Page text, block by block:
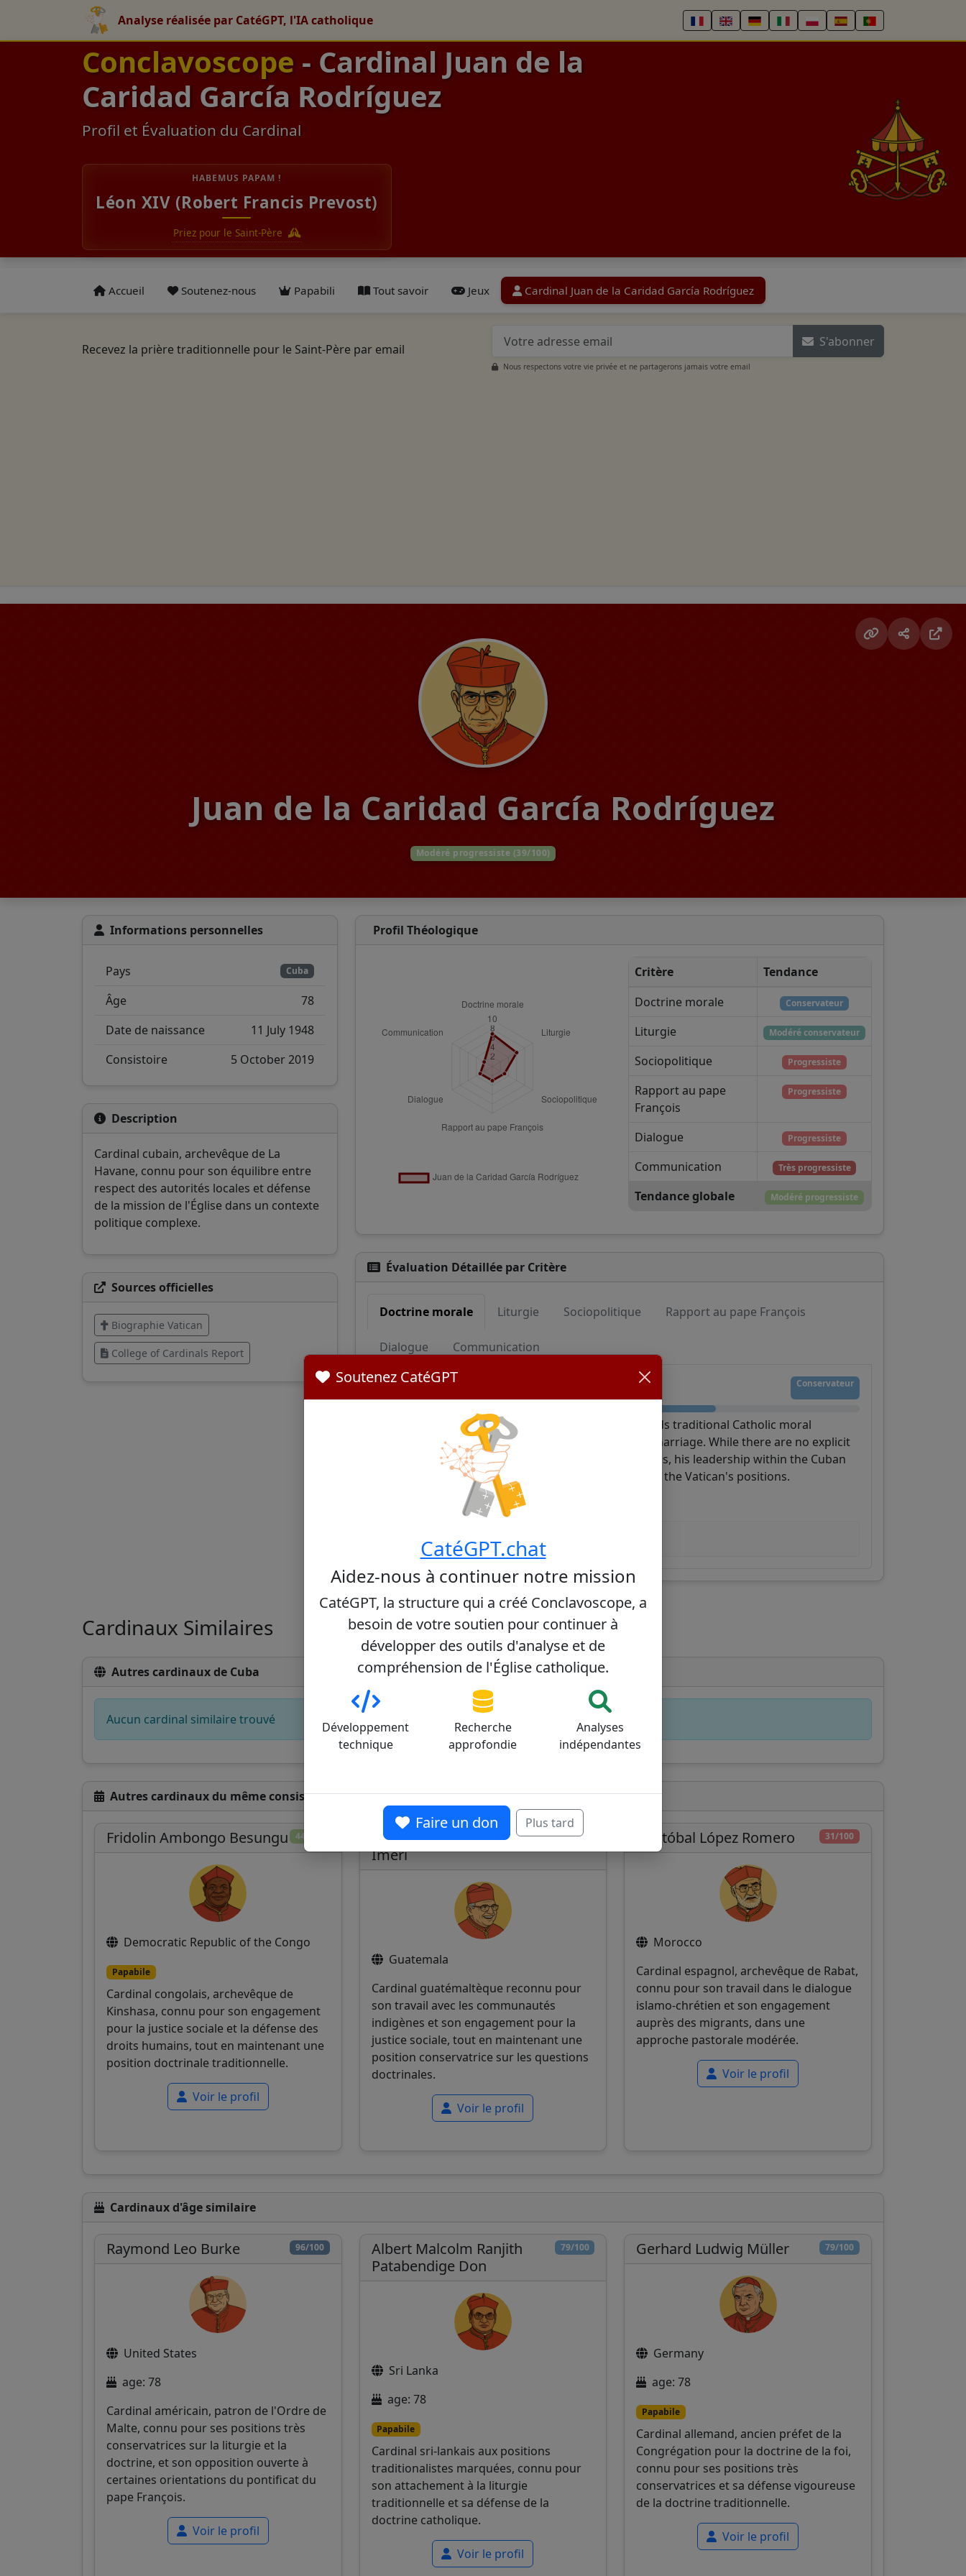
Analyse réalisée par CatéGPT, l'IA catholique
Conclavoscope - Cardinal Juan de la
Caridad García Rodríguez
Profil et Évaluation du Cardinal
HABEMUS PAPAM !
Léon XIV (Robert Francis Prevost)
Priez pour le Saint-Père
Accueil Soutenez-nous Papabili Tout savoir Jeux Cardinal Juan de la Caridad García Rodríguez
Recevez la prière traditionnelle pour le Saint-Père par email S'abonner
Nous respectons votre vie privée et ne partagerons jamais votre email
Juan de la Caridad García Rodríguez
Modéré progressiste (39/100)
Informations personnelles
Pays Cuba
Âge
78
Date de naissance
11 July 1948
Consistoire
5 October 2019
Description
Cardinal cubain, archevêque de La
Havane, connu pour son équilibre entre
respect des autorités locales et défense
de la mission de l'Église dans un contexte
politique complexe.
Sources officielles
Biographie Vatican
College of Cardinals Report
Profil Théologique
Critère
Tendance
Doctrine morale
Conservateur
Liturgie Modéré conservateur
Sociopolitique Progressiste
Rapport au pape
François
Progressiste
Dialogue Progressiste
Communication Très progressiste
Tendance globale Modéré progressiste
Évaluation Détaillée par Critère
Doctrine morale Liturgie Sociopolitique Rapport au pape François
Dialogue Communication
Doctrine morale Conservateur
Cardinal Juan de la Caridad García Rodríguez upholds traditional Catholic moral
teachings, particularly on issues like abortion and marriage. While there are no explicit
public statements on topics such as same-sex unions, his leadership within the Cuban
Church suggests a conservative stance aligned with the Vatican's positions.
Cardinaux Similaires
Autres cardinaux de Cuba
Aucun cardinal similaire trouvé
Autres cardinaux du même consistoire
44/100
Fridolin Ambongo Besungu
Democratic Republic of the Congo
Papabile
Cardinal congolais, archevêque de
Kinshasa, connu pour son engagement
pour la justice sociale et la défense des
droits humains, tout en maintenant une
position doctrinale traditionnelle.
Voir le profil
33/100
Álvaro Leonel Ramazzini
Imeri
Guatemala
Cardinal guatémaltèque reconnu pour
son travail avec les communautés
indigènes et son engagement pour la
justice sociale, tout en maintenant une
position conservatrice sur les questions
doctrinales.
Voir le profil
31/100
Cristóbal López Romero
Morocco
Cardinal espagnol, archevêque de Rabat,
connu pour son travail dans le dialogue
islamo-chrétien et son engagement
auprès des migrants, dans une
approche pastorale modérée.
Voir le profil
Cardinaux d'âge similaire
96/100
Raymond Leo Burke
United States
age: 78
Cardinal américain, patron de l'Ordre de
Malte, connu pour ses positions très
conservatrices sur la liturgie et la
doctrine, et son opposition ouverte à
certaines orientations du pontificat du
pape François.
Voir le profil
79/100
Albert Malcolm Ranjith
Patabendige Don
Sri Lanka
age: 78
Papabile
Cardinal sri-lankais aux positions
traditionalistes marquées, connu pour
son attachement à la liturgie
traditionnelle et sa défense de la
doctrine catholique.
Voir le profil
79/100
Gerhard Ludwig Müller
Germany
age: 78
Papabile
Cardinal allemand, ancien préfet de la
Congrégation pour la doctrine de la foi,
connu pour ses positions très
conservatrices et sa défense vigoureuse
de la doctrine traditionnelle.
Voir le profil
Soutenez CatéGPT
CatéGPT.chat
Aidez-nous à continuer notre mission
CatéGPT, la structure qui a créé Conclavoscope, a
besoin de votre soutien pour continuer à
développer des outils d'analyse et de
compréhension de l'Église catholique.
Développement
technique
Recherche
approfondie
Analyses
indépendantes
Faire un don Plus tard